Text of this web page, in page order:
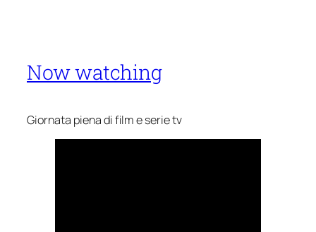
Now watching
Giornata piena di film e serie tv